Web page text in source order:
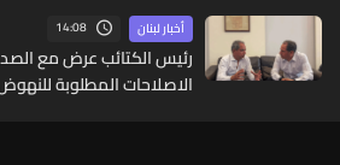
أخبار لبنان 14:08
رئيس الكتائب عرض مع
الاصلاحات المطلوبة